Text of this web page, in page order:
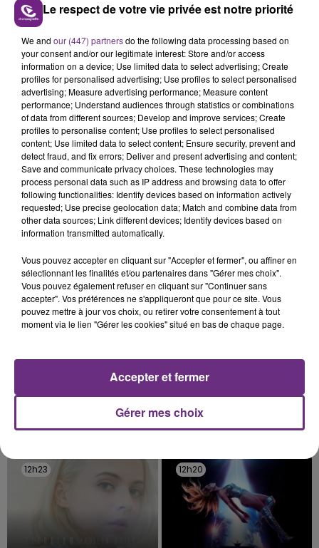
Cela fait déjà une semaine que la centrale
nucléaire ardennaise est à l'arrêt. Une situation
justifiée par la sécheresse intense qui est toujours
présente.
LE MAGASIN JOUÉCLUB DE REIMS FERME
SES PORTES
C'était l'une des institutions du centre-ville
rémois. Le magasin JouéClub est contraint de
fermer ses portes.
TITRES DIFFUSÉS
12h29
12h29 12h26
12h26
12h23
12h23 12h20
12h20
Le respect de votre vie privée est notre priorité
We and our (447) partnersdo the following data processing based on
your consent and/or our legitimate interest: Store and/or access
information on a device; Use limited data to select advertising; Create
profiles for personalised advertising; Use profiles to select personalised
advertising; Measure advertising performance; Measure content
performance; Understand audiences through statistics or combinations
of data from different sources; Develop and improve services; Create
profiles to personalise content; Use profiles to select personalised
content; Use limited data to select content; Ensure security, prevent and
detect fraud, and fix errors; Deliver and present advertising and content;
Save and communicate privacy choices. These technologies may
process personal data such as IP address and browsing data to offer
following functionalities: Identify devices based on information actively
requested; Use precise geolocation data; Match and combine data from
other data sources; Link different devices; Identify devices based on
information transmitted automatically.
Vous pouvez accepter en cliquant sur "Accepter et fermer", ou affiner en
sélectionnant les finalités et/ou partenaires dans "Gérer mes choix".
Vous pouvez également refuser en cliquant sur "Continuer sans
accepter". Vos préférences ne s'appliqueront que pour ce site. Vous
pouvez mettre à jour vos choix, ou retirer votre consentement à tout
moment via le lien "Gérer les cookies" situé en bas de chaque page.
Gérer mes choix
Accepter et fermer